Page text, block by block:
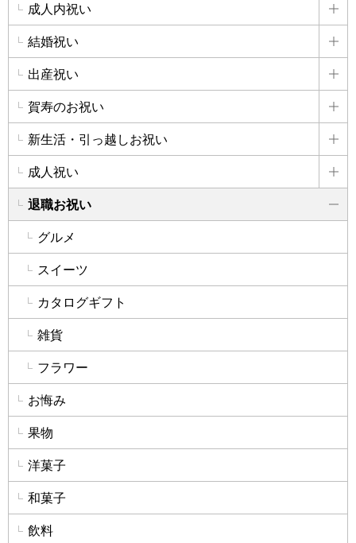
成人内祝い
詳
結婚祝い
詳
出産祝い
詳
賀寿のお祝い
詳
新生活・引っ越しお祝い
詳
成人祝い
詳
退職お祝い
グルメ
スイーツ
カタログギフト
雑貨
フラワー
お悔み
果物
洋菓子
和菓子
飲料